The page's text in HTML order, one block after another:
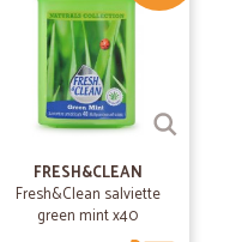
FRESH&CLEAN
Fresh&Clean salviette
green mint x40